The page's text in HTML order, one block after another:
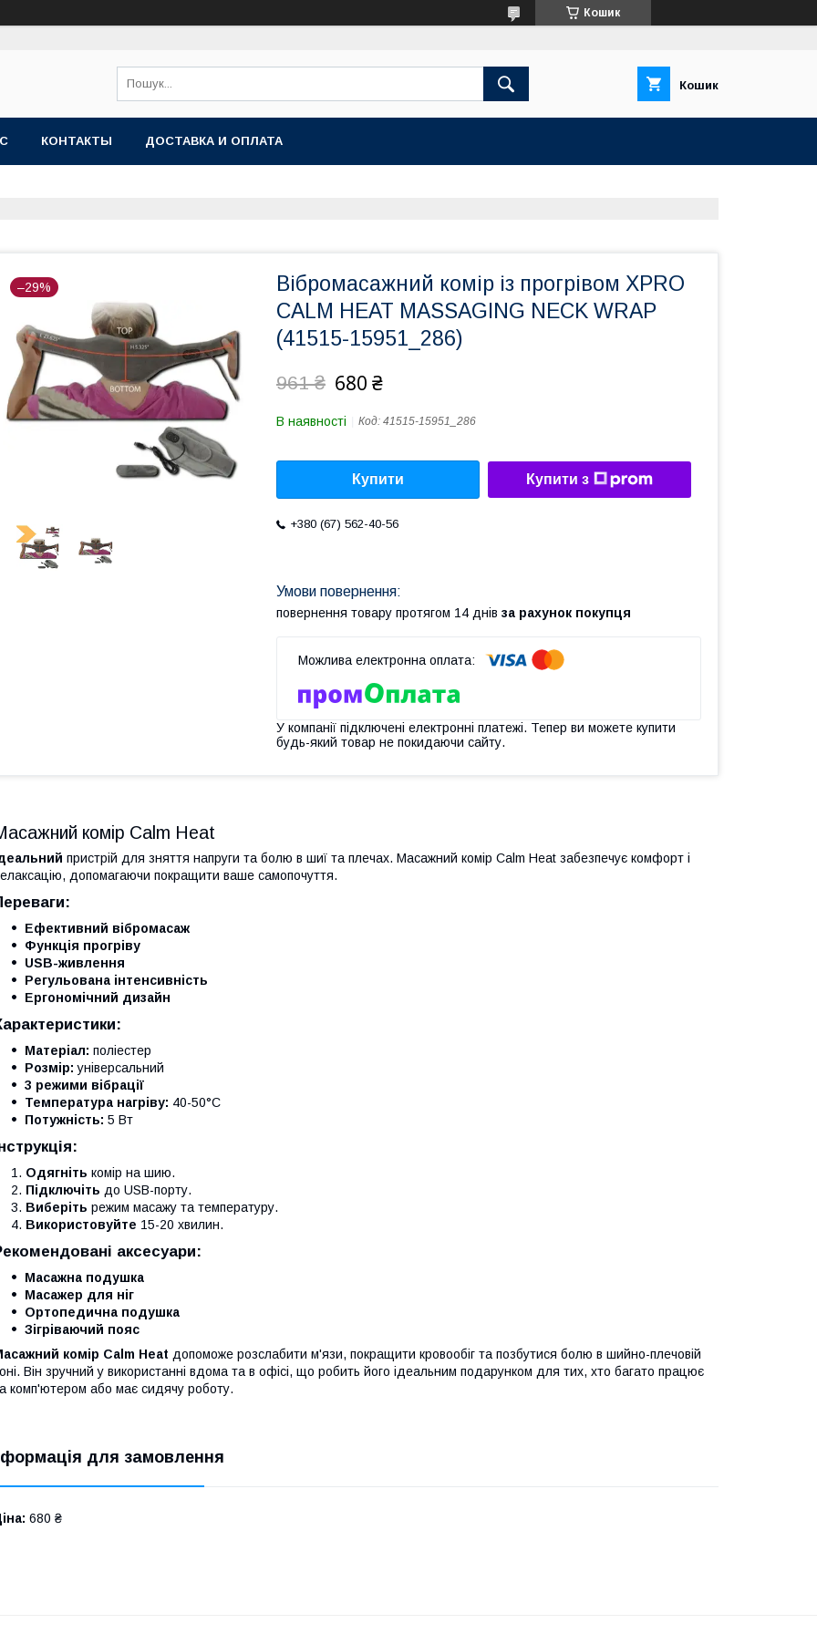
Кошик
Кошик
КОНТАКТЫ ДОСТАВКА И ОПЛАТА
–29%
Вібромасажний комір із прогрівом XPRO
CALM HEAT MASSAGING NECK WRAP
(41515-15951_286)
961 ₴ 680 ₴
В наявності Код: 41515-15951_286
Купити Купити з
+380 (67) 562-40-56
повернення товару протягом 14 днів за рахунок покупця
У компанії підключені електронні платежі. Тепер ви можете купити
будь-який товар не покидаючи сайту.
комір Calm Heat
пристрій для зняття напруги та болю в шиї та плечах. Масажний комір Calm Heat забезпечує комфорт і
допомагаючи покращити ваше самопочуття.
Ефективний вібромасаж
Функція прогріву
USB-живлення
Регульована інтенсивність
Ергономічний дизайн
Матеріал: поліестер
Розмір: універсальний
3 режими вібрації
Температура нагріву: 40-50°C
Потужність: 5 Вт
Одягніть комір на шию.
Підключіть до USB-порту.
Виберіть режим масажу та температуру.
Використовуйте 15-20 хвилин.
аксесуари:
Масажна подушка
Масажер для ніг
Ортопедична подушка
Зігріваючий пояс
комір Calm Heat допоможе розслабити м'язи, покращити кровообіг та позбутися болю в шийно-плечовій
Він зручний у використанні вдома та в офісі, що робить його ідеальним подарунком для тих, хто багато працює
комп'ютером або має сидячу роботу.
для замовлення
680 ₴